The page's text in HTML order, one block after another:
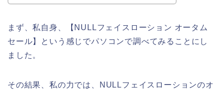
まず、私自身、【NULLフェイスローション オータム
セール】という感じでパソコンで調べてみることにし
ました。
その結果、私の力では、NULLフェイスローションのオ